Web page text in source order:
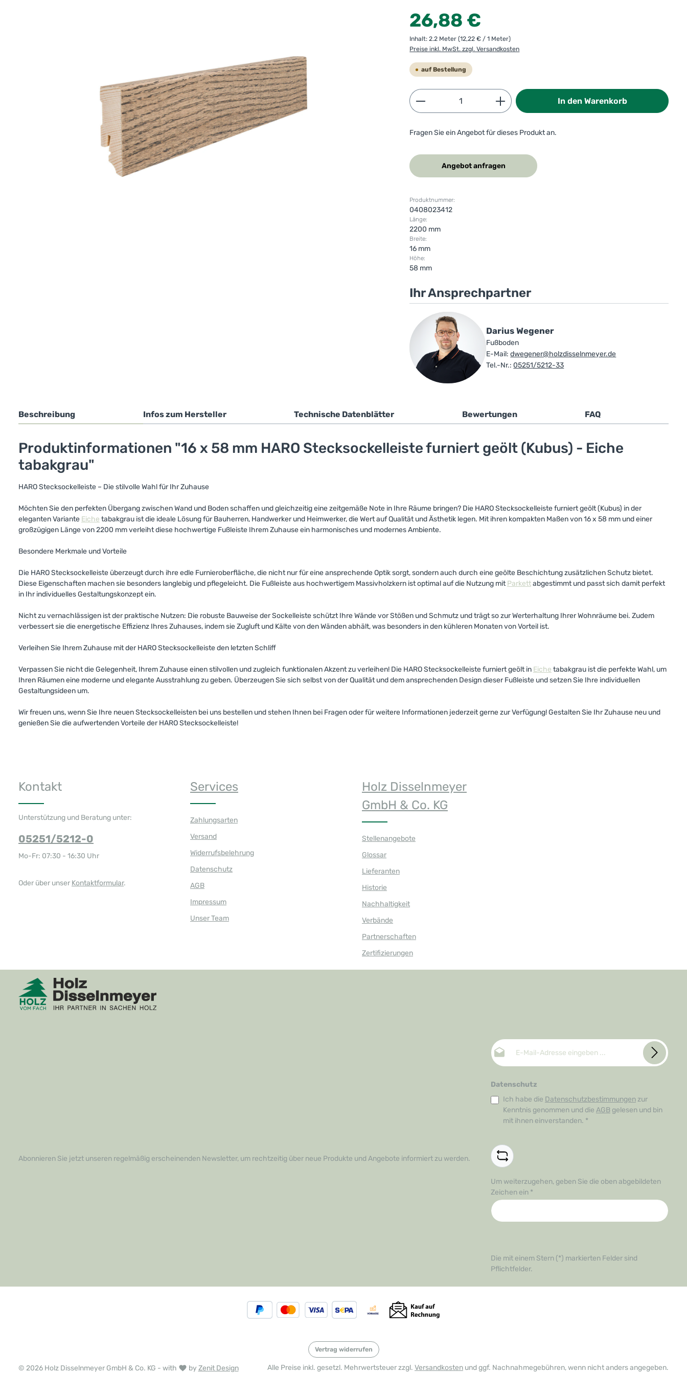
Regulärer Preis:
26,88 €
Inhalt:2.2 Meter(12,22 € / 1 Meter)
Preise inkl. MwSt. zzgl. Versandkosten
auf Bestellung
Produkt Anzahl: Gib den gewünschten Wert ein
In den Warenkorb
Fragen Sie ein Angebot für dieses Produkt an.
Angebot anfragen
Produktnummer:
0408023412
Länge:
2200 mm
Breite:
16 mm
Höhe:
58 mm
Ihr Ansprechpartner
Darius Wegener
Fußboden
E-Mail: dwegener@holzdisselnmeyer.de
Tel.-Nr.: 05251/5212-33
Beschreibung Infos zum Hersteller Technische Datenblätter Bewertungen FAQ
Produktinformationen "16 x 58 mm HARO Stecksockelleiste furniert geölt (Kubus) - Eiche
tabakgrau"
HARO Stecksockelleiste – Die stilvolle Wahl für Ihr Zuhause
Möchten Sie den perfekten Übergang zwischen Wand und Boden schaffen und gleichzeitig eine zeitgemäße Note in Ihre Räume bringen? Die HARO Stecksockelleiste furniert geölt (Kubus) in der
eleganten Variante Eiche tabakgrau ist die ideale Lösung für Bauherren, Handwerker und Heimwerker, die Wert auf Qualität und Ästhetik legen. Mit ihren kompakten Maßen von 16 x 58 mm und einer
großzügigen Länge von 2200 mm verleiht diese hochwertige Fußleiste Ihrem Zuhause ein harmonisches und modernes Ambiente.
Besondere Merkmale und Vorteile
Die HARO Stecksockelleiste überzeugt durch ihre edle Furnieroberfläche, die nicht nur für eine ansprechende Optik sorgt, sondern auch durch eine geölte Beschichtung zusätzlichen Schutz bietet.
Diese Eigenschaften machen sie besonders langlebig und pflegeleicht. Die Fußleiste aus hochwertigem Massivholzkern ist optimal auf die Nutzung mitParkettabgestimmt und passt sich damit perfekt
in Ihr individuelles Gestaltungskonzept ein.
Nicht zu vernachlässigen ist der praktische Nutzen: Die robuste Bauweise der Sockelleiste schützt Ihre Wände vor Stößen und Schmutz und trägt so zur Werterhaltung Ihrer Wohnräume bei. Zudem
verbessert sie die energetische Effizienz Ihres Zuhauses, indem sie Zugluft und Kälte von den Wänden abhält, was besonders in den kühleren Monaten von Vorteil ist.
Verleihen Sie Ihrem Zuhause mit der HARO Stecksockelleiste den letzten Schliff
Verpassen Sie nicht die Gelegenheit, Ihrem Zuhause einen stilvollen und zugleich funktionalen Akzent zu verleihen! Die HARO Stecksockelleiste furniert geölt in Eiche tabakgrau ist die perfekte Wahl, um
Ihren Räumen eine moderne und elegante Ausstrahlung zu geben. Überzeugen Sie sich selbst von der Qualität und dem ansprechenden Design dieser Fußleiste und setzen Sie Ihre individuellen
Gestaltungsideen um.
Wir freuen uns, wenn Sie Ihre neuen Stecksockelleisten bei uns bestellen und stehen Ihnen bei Fragen oder für weitere Informationen jederzeit gerne zur Verfügung! Gestalten Sie Ihr Zuhause neu und
genießen Sie die aufwertenden Vorteile der HARO Stecksockelleiste!
Kontakt
Unterstützung und Beratung unter:
05251/5212-0
Mo-Fr: 07:30 - 16:30 Uhr
Oder über unser Kontaktformular.
Services
Zahlungsarten
Versand
Widerrufsbelehrung
Datenschutz
AGB
Impressum
Unser Team
Holz Disselnmeyer
GmbH & Co. KG
Stellenangebote
Glossar
Lieferanten
Historie
Nachhaltigkeit
Verbände
Partnerschaften
Zertifizierungen
Abonnieren Sie jetzt unseren regelmäßig erscheinenden Newsletter, um rechtzeitig über neue Produkte und Angebote informiert zu werden.
E-Mail-Adresse*
Datenschutz
Ich habe die Datenschutzbestimmungen zur
Kenntnis genommen und die AGB gelesen und bin
mit ihnen einverstanden. *
Um weiterzugehen, geben Sie die oben abgebildeten
Zeichen ein *
Die mit einem Stern (*) markierten Felder sind
Pflichtfelder.
Vertrag widerrufen
© 2026 Holz Disselnmeyer GmbH & Co. KG - with by Zenit Design Alle Preise inkl. gesetzl. Mehrwertsteuer zzgl. Versandkosten und ggf. Nachnahmegebühren, wenn nicht anders angegeben.